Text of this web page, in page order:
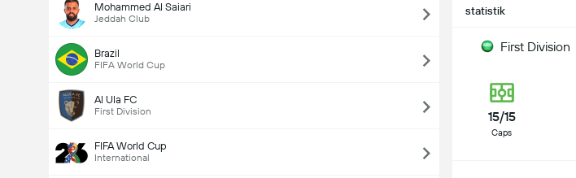
Mohammed Al Saiari
Jeddah Club
Brazil
FIFA World Cup
Al Ula FC
First Division
FIFA World Cup
International
statistik
First Division
15/15
Caps